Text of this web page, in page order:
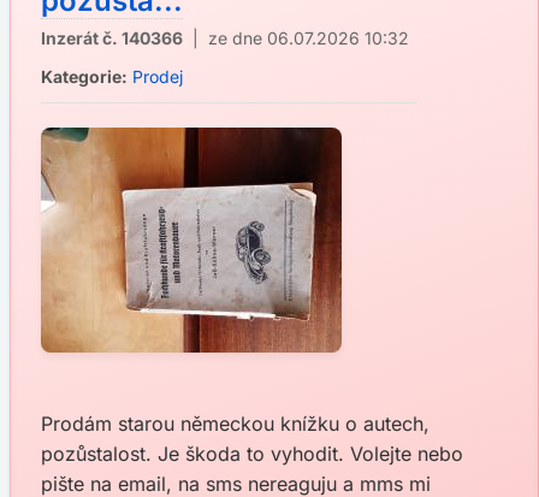
Inzerát č. 140366 | ze dne 06.07.2026 10:32
Kategorie: Prodej
Prodám starou německou knížku o autech,
pozůstalost. Je škoda to vyhodit. Volejte nebo
pište na email, na sms nereaguju a mms mi